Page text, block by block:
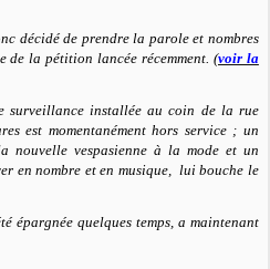
décidé de prendre la parole et nombres
de la pétition lancée récemment. (voir la
surveillance installée au coin de la rue
est momentanément hors service ; un
nouvelle vespasienne à la mode et un
en nombre et en musique, lui bouche le
épargnée quelques temps, a maintenant